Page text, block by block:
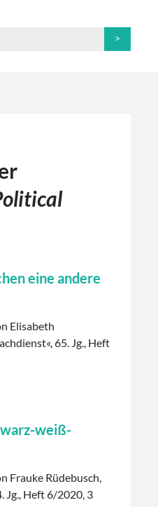
eine andere
Elisabeth
65. Jg., Heft
weiß-
Frauke Rüdebusch,
Jg., Heft 6/2020, 3